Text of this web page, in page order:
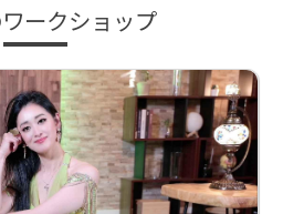
ークショップ